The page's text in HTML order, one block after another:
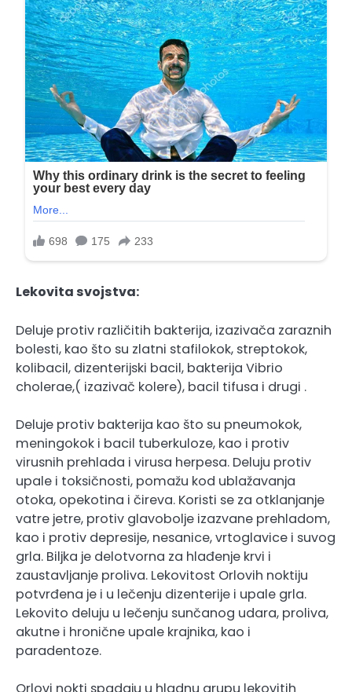
Lekovita svojstva:
Deluje protiv različitih bakterija, izazivača zaraznih
bolesti, kao što su zlatni stafilokok, streptokok,
kolibacil, dizenterijski bacil, bakterija Vibrio
cholerae,( izazivač kolere), bacil tifusa i drugi .
Deluje protiv bakterija kao što su pneumokok,
meningokok i bacil tuberkuloze, kao i protiv
virusnih prehlada i virusa herpesa. Deluju protiv
upale i toksičnosti, pomažu kod ublažavanja
otoka, opekotina i čireva. Koristi se za otklanjanje
vatre jetre, protiv glavobolje izazvane prehladom,
kao i protiv depresije, nesanice, vrtoglavice i suvog
grla. Biljka je delotvorna za hlađenje krvi i
zaustavljanje proliva. Lekovitost Orlovih noktiju
potvrđena je i u lečenju dizenterije i upale grla.
Lekovito deluju u lečenju sunčanog udara, proliva,
akutne i hronične upale krajnika, kao i
paradentoze.
Orlovi nokti spadaju u hladnu grupu lekovitih